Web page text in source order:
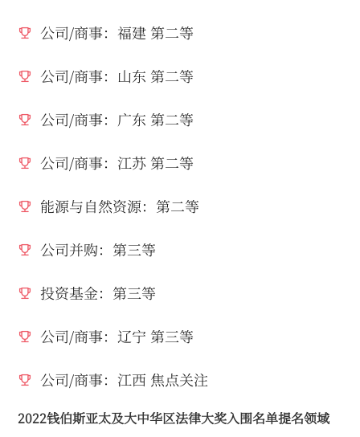
公司/商事：福建 第二等
公司/商事：山东 第二等
公司/商事：广东 第二等
公司/商事：江苏 第二等
能源与自然资源：第二等
公司并购：第三等
投资基金：第三等
公司/商事：辽宁 第三等
公司/商事：江西 焦点关注
2022钱伯斯亚太及大中华区法律大奖入围名单提名领域